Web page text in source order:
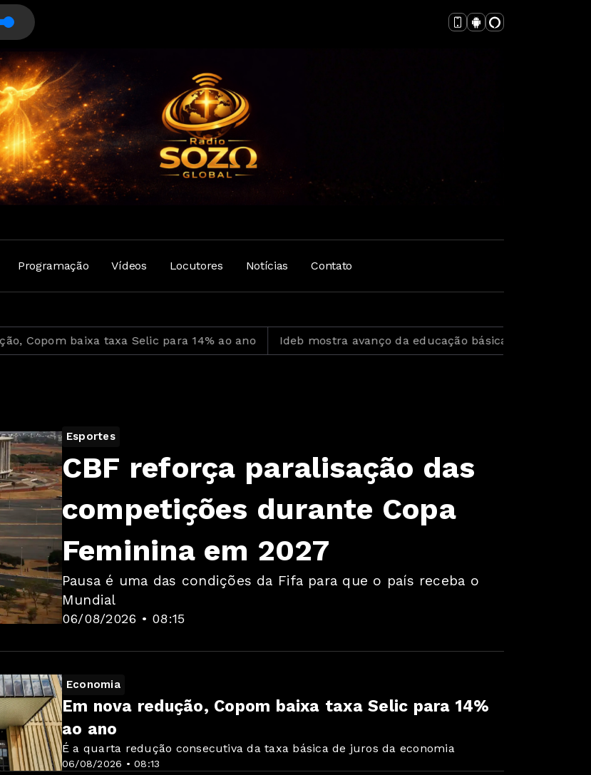
Programação Vídeos Locutores Notícias Contato
baixa taxa Selic para 14% ao ano Ideb mostra avanço da educação básica no país
Esportes
06/08/2026 • 08:15
CBF reforça paralisação das
competições durante Copa
Feminina em 2027
Pausa é uma das condições da Fifa para que o país receba o
Mundial
Economia
06/08/2026 • 08:13
Em nova redução, Copom baixa taxa Selic para 14%
ao ano
É a quarta redução consecutiva da taxa básica de juros da economia